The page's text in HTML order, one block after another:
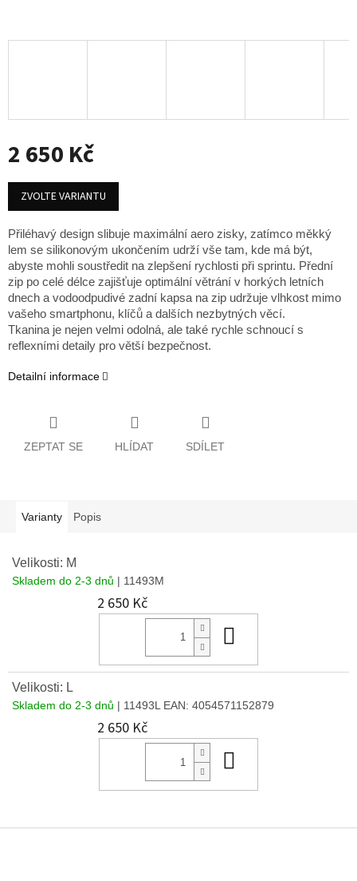
2 650 Kč
Měrná
cena:
ZVOLTE VARIANTU
Přiléhavý design slibuje maximální aero zisky, zatímco měkký
lem se silikonovým ukončením udrží vše tam, kde má být,
abyste mohli soustředit na zlepšení rychlosti při sprintu. Přední
zip po celé délce zajišťuje optimální větrání v horkých letních
dnech a vodoodpudivé zadní kapsa na zip udržuje vlhkost mimo
vašeho smartphonu, klíčů a dalších nezbytných věcí.
Tkanina je nejen velmi odolná, ale také rychle schnoucí s
reflexními detaily pro větší bezpečnost.
Detailní informace
ZEPTAT SE HLÍDAT SDÍLET
Varianty Popis
Velikosti: M
Skladem do 2-3 dnů | 11493M
2 650 Kč
Velikosti: L
Skladem do 2-3 dnů | 11493L EAN: 4054571152879
2 650 Kč
Z